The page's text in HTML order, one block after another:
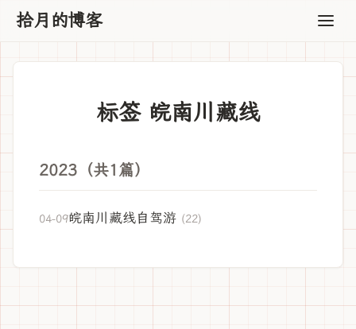
拾月的博客
标签 皖南川藏线
2023（共1篇）
04-09皖南川藏线自驾游 (22)